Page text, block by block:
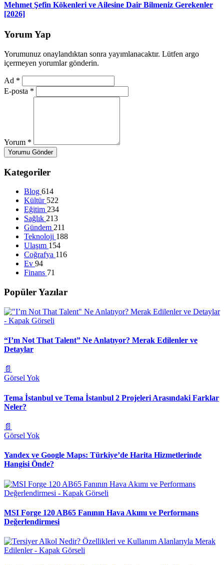
Mehmet Şefin Kökenleri ve Ailesine Dair Bilmeniz Gerekenler
[2026]
Yorum Yap
Yorumunuz onaylandıktan sonra yayımlanacaktır. Lütfen argo
içermeyen yorumlar gönderin.
Ad *
E-posta *
Yorum *
Yorumu Gönder
Kategoriler
Blog 614
Kültür 522
Eğitim 234
Sağlık 213
Gündem 211
Teknoloji 188
Ulaşım 154
Coğrafya 116
Ev 94
Finans 71
Popüler Yazılar
“I’m Not That Talent” Ne Anlatıyor? Merak Edilenler ve
Detaylar
📄
Görsel Yok
Tema İstanbul ve Tema İstanbul 2 Projeleri Arasındaki Farklar
Neler?
📄
Görsel Yok
Yandex ve Google Maps: Türkiye’de Harita Hizmetlerinde
Hangisi Önde?
MSI Forge 120 AB65 Fanının Hava Akımı ve Performans
Değerlendirmesi